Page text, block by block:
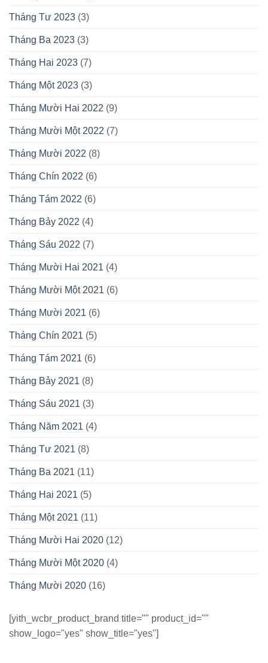
Tháng Tư 2023 (3)
Tháng Ba 2023 (3)
Tháng Hai 2023 (7)
Tháng Một 2023 (3)
Tháng Mười Hai 2022 (9)
Tháng Mười Một 2022 (7)
Tháng Mười 2022 (8)
Tháng Chín 2022 (6)
Tháng Tám 2022 (6)
Tháng Bảy 2022 (4)
Tháng Sáu 2022 (7)
Tháng Mười Hai 2021 (4)
Tháng Mười Một 2021 (6)
Tháng Mười 2021 (6)
Tháng Chín 2021 (5)
Tháng Tám 2021 (6)
Tháng Bảy 2021 (8)
Tháng Sáu 2021 (3)
Tháng Năm 2021 (4)
Tháng Tư 2021 (8)
Tháng Ba 2021 (11)
Tháng Hai 2021 (5)
Tháng Một 2021 (11)
Tháng Mười Hai 2020 (12)
Tháng Mười Một 2020 (4)
Tháng Mười 2020 (16)
[yith_wcbr_product_brand title="" product_id=""
show_logo="yes" show_title="yes"]